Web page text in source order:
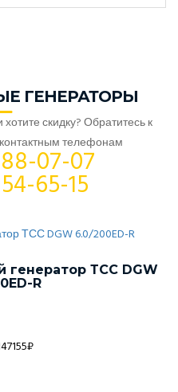
ГЕНЕРАТОРЫ
скидку? Обратитесь к
телефонам
07-07
65-15
генератор ТСС DGW
R